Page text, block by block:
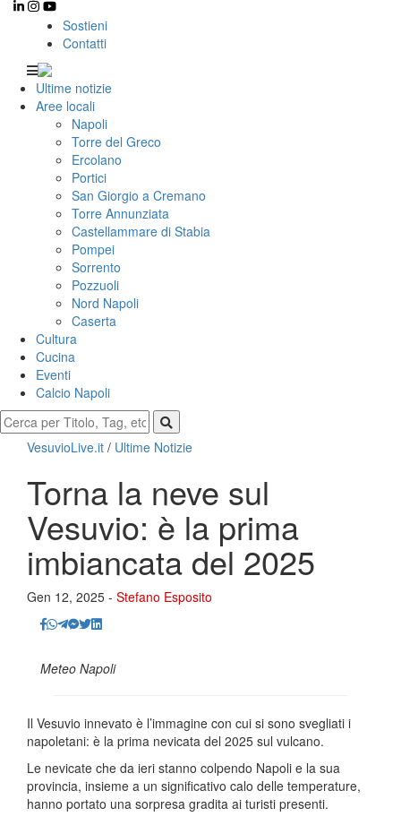
Sostieni
Contatti
Ultime notizie
Aree locali
Napoli
Torre del Greco
Ercolano
Portici
San Giorgio a Cremano
Torre Annunziata
Castellammare di Stabia
Pompei
Sorrento
Pozzuoli
Nord Napoli
Caserta
Cultura
Cucina
Eventi
Calcio Napoli
VesuvioLive.it / Ultime Notizie
Torna la neve sul
Vesuvio: è la prima
imbiancata del 2025
Gen 12, 2025 - Stefano Esposito
Meteo Napoli
Il Vesuvio innevato è l’immagine con cui si sono svegliati i
napoletani: è la prima nevicata del 2025 sul vulcano.
Le nevicate che da ieri stanno colpendo Napoli e la sua
provincia, insieme a un significativo calo delle temperature,
hanno portato una sorpresa gradita ai turisti presenti.